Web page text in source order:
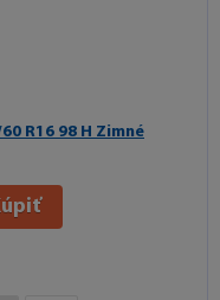
R16 98 H Zimné